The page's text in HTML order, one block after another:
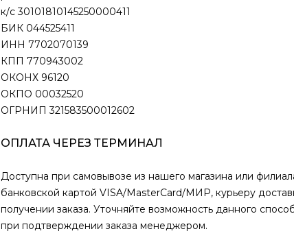
к/с 30101810145250000411
БИК 044525411
ИНН 7702070139
КПП 770943002
ОКОНХ 96120
ОКПО 00032520
ОГРНИП 321583500012602
ОПЛАТА ЧЕРЕЗ ТЕРМИНАЛ
Доступна при самовывозе из нашего магазина или
банковской картой VISA/MasterCard/МИР, курьеру
получении заказа. Уточняйте возможность данного
при подтверждении заказа менеджером.